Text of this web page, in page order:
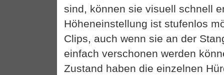
sind, können sie visuell schnell
Höheneinstellung ist stufenlos
Clips, auch wenn sie an der
einfach verschonen werden
Zustand haben die einzelnen